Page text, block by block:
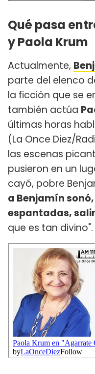
Qué pasa
y Paola Krum
Actualmente,
parte del elenco
la ficción que se
también actúa
últimas horas
(La Once Diez/
las escenas
pusieron en un
cayó, pobre
a Benjamín
espantadas,
que es tan divino".